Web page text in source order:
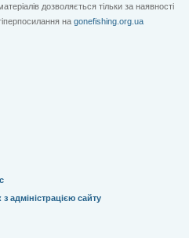
дозволяється тільки за наявності
на gonefishing.org.ua
адміністрацією сайту